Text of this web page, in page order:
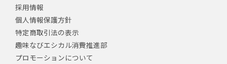
採用情報
個人情報保護方針
特定商取引法の表示
趣味なびエシカル消費推進部
プロモーションについて